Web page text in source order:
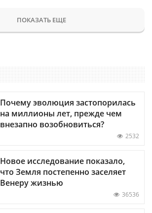
ПОКАЗАТЬ ЕЩЕ
Почему эволюция застопорилась
на миллионы лет, прежде чем
внезапно возобновиться?
2532
Новое исследование показало,
что Земля постепенно заселяет
Венеру жизнью
36536